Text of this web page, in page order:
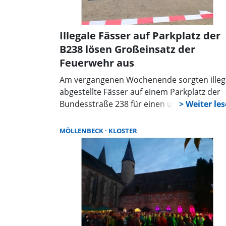
Illegale Fässer auf Parkplatz der
B238 lösen Großeinsatz der
Feuerwehr aus
Am vergangenen Wochenende sorgten
abgestellte Fässer auf einem Parkplatz der
Bundesstraße 238 für einen umfangreichen
Möllenbeck. Gemeinsam mit der
Umweltschutzeinheit und dem Team Presse
der Kreisfeuerwehr Schaumburg rückten die
Einsatzkräfte aus, nachdem ein Hinweis bei
der Polizei eingegangen war.
MÖLLENBECK KLOSTER